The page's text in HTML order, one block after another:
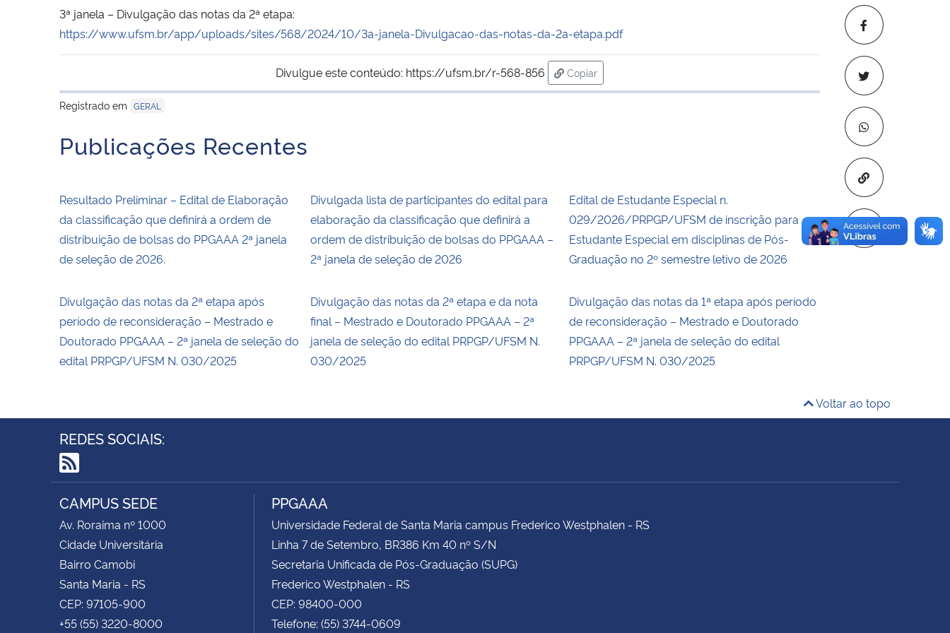
Copiar para
3ª janela – Divulgação das notas da 2ª etapa:
https://www.ufsm.br/app/uploads/sites/568/2024/10/3a-janela-Divulgacao-das-notas-da-2a-etapa.pdf
Divulgue este conteúdo: https://ufsm.br/r-568-856
Copiar
para área de transferência
Registrado em GERAL
Publicações Recentes
Resultado Preliminar – Edital de Elaboração
da classificação que definirá a ordem de
distribuição de bolsas do PPGAAA 2ª janela
de seleção de 2026.
Divulgada lista de participantes do edital para
elaboração da classificação que definirá a
ordem de distribuição de bolsas do PPGAAA –
2ª janela de seleção de 2026
Edital de Estudante Especial n.
029/2026/PRPGP/UFSM de inscrição para
Estudante Especial em disciplinas de Pós-
Graduação no 2º semestre letivo de 2026
Divulgação das notas da 2ª etapa após
período de reconsideração – Mestrado e
Doutorado PPGAAA – 2ª janela de seleção do
edital PRPGP/UFSM N. 030/2025
Divulgação das notas da 2ª etapa e da nota
final – Mestrado e Doutorado PPGAAA – 2ª
janela de seleção do edital PRPGP/UFSM N.
030/2025
Divulgação das notas da 1ª etapa após período
de reconsideração – Mestrado e Doutorado
PPGAAA – 2ª janela de seleção do edital
PRPGP/UFSM N. 030/2025
Voltar ao topo
REDES SOCIAIS:
RSS
CAMPUS SEDE
Av. Roraima nº 1000
Cidade Universitária
Bairro Camobi
Santa Maria - RS
CEP: 97105-900
+55 (55) 3220-8000
PPGAAA
Universidade Federal de Santa Maria campus Frederico Westphalen - RS
Linha 7 de Setembro, BR386 Km 40 nº S/N
Secretaria Unificada de Pós-Graduação (SUPG)
Frederico Westphalen - RS
CEP: 98400-000
Telefone: (55) 3744-0609